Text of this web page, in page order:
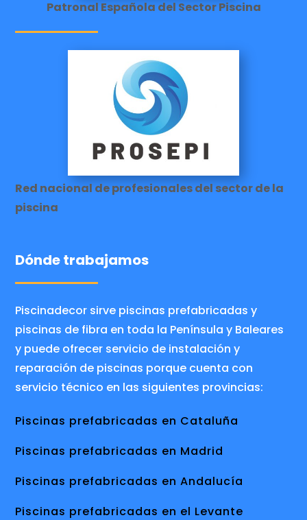
Patronal Española del Sector Piscina
Red nacional de profesionales del sector de la
piscina
Dónde trabajamos
Piscinadecor sirve piscinas prefabricadas y
piscinas de fibra en toda la Península y Baleares
y puede ofrecer servicio de instalación y
reparación de piscinas porque cuenta con
servicio técnico en las siguientes provincias:
Piscinas prefabricadas en Cataluña
Piscinas prefabricadas en Madrid
Piscinas prefabricadas en Andalucía
Piscinas prefabricadas en el Levante